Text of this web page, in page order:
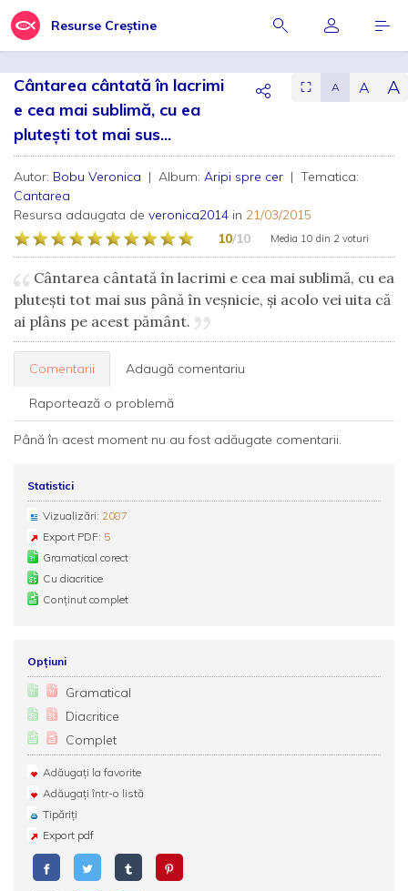
Resurse Creștine
Cântarea cântată în lacrimi
e cea mai sublimă, cu ea
pluteşti tot mai sus...
⛶ A A A
Autor: Bobu Veronica | Album: Aripi spre cer | Tematica:
Cantarea
Resursa adaugata de veronica2014 in 21/03/2015
10/10 Media 10 din 2 voturi
Cântarea cântată în lacrimi e cea mai sublimă, cu ea
pluteşti tot mai sus până în veşnicie, şi acolo vei uita că
ai plâns pe acest pământ.
Comentarii Adaugă comentariu
Raportează o problemă
Până în acest moment nu au fost adăugate comentarii.
Statistici
Vizualizări: 2087
Export PDF: 5
Gramatical corect
Cu diacritice
Conținut complet
Opțiuni
Gramatical
Diacritice
Complet
Adăugați la favorite
Adăugați într-o listă
Tipăriți
Export pdf